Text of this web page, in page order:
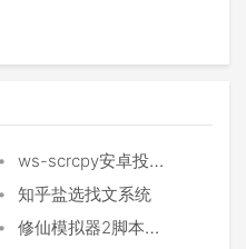
• ws-scrcpy安卓投屏利器
• 知乎盐选找文系统
• 修仙模拟器2脚本设置教程